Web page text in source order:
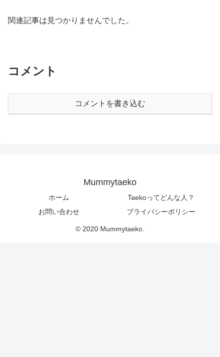
関連記事は見つかりませんでした。
コメント
コメントを書き込む
Mummytaeko
ホーム
Taekoってどんな人？
お問い合わせ
プライバシーポリシー
© 2020 Mummytaeko.